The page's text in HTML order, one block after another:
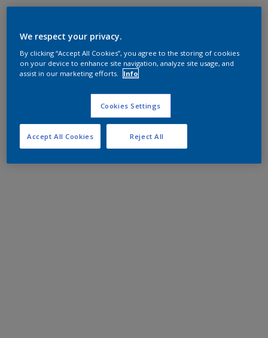
We respect your privacy.
By clicking “Accept All Cookies”, you agree to the storing of cookies
on your device to enhance site navigation, analyze site usage, and
assist in our marketing efforts.
Info
Cookies Settings
Reject All
Accept All Cookies